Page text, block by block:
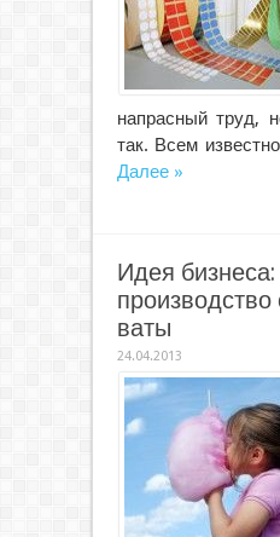
напрасный труд,
так. Всем
Далее »
Идея
производство
ваты
24.04.2013